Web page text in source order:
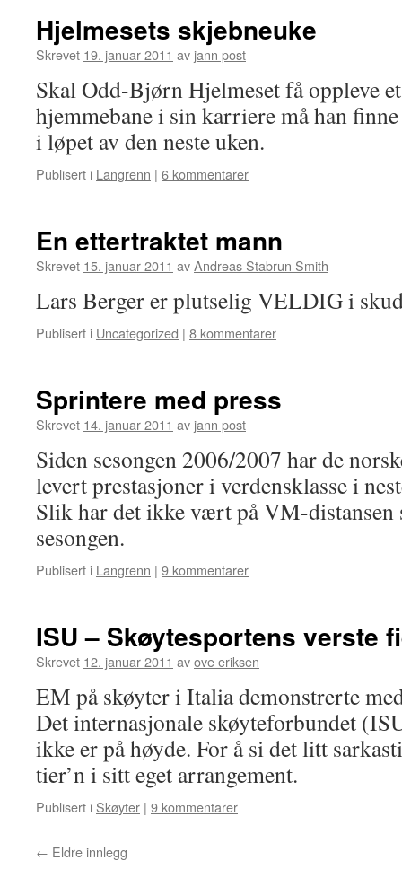
Hjelmesets skjebneuke
Skrevet 19. januar 2011 av jann post
Skal Odd-Bjørn Hjelmeset få oppleve
hjemmebane i sin karriere må han
i løpet av den neste uken.
Publisert i Langrenn | 6 kommentarer
En ettertraktet mann
Skrevet 15. januar 2011 avAndreas Stabrun Smith
Lars Berger er plutselig VELDIG i
Publisert i Uncategorized | 8 kommentarer
Sprintere med press
Skrevet 14. januar 2011 av jann post
Siden sesongen 2006/2007 har de
levert prestasjoner i verdensklasse i
Slik har det ikke vært på VM-distansen
sesongen.
Publisert i Langrenn | 9 kommentarer
ISU – Skøytesportens verste
Skrevet 12. januar 2011 avove eriksen
EM på skøyter i Italia demonstrerte
Det internasjonale skøyteforbundet
ikke er på høyde. For å si det litt
tier’n i sitt eget arrangement.
Publisert i Skøyter | 9 kommentarer
← Eldre innlegg